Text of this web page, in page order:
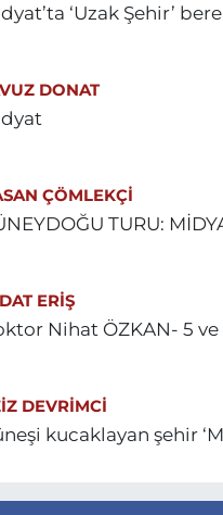
‘Uzak Şehir’
DONAT
ÇÖMLEKÇİ
TURU:
ERİŞ
Doktor Nihat
DEVRIMCI
kucaklayan şehir